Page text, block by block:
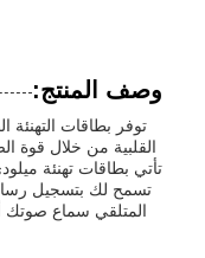
وصف المنتج:
توفر بطاقات
القلبية من خلال قوة
تأتي بطاقات تهنئة
تسمح لك بتسجيل
المتلقي سماع صوتك